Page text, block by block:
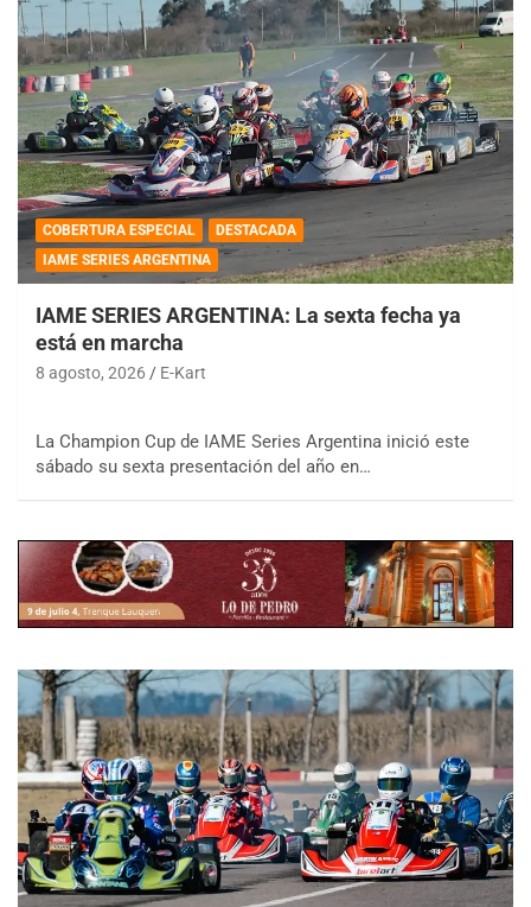
COBERTURA ESPECIAL
DESTACADA
IAME SERIES ARGENTINA
IAME SERIES ARGENTINA: La sexta fecha ya
está en marcha
8 agosto, 2026 E-Kart
La Champion Cup de IAME Series Argentina inició este
sábado su sexta presentación del año en…